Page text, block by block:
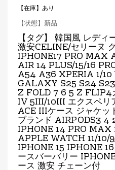
【在庫】あり
【状態】新品
【タグ】 韓国風 レデ
激安CELINE/セリーヌ
IPHONE17 PRO MAX
AIR14 PLUS/15/16
A54 A36 XPERIA 1/10
GALAXY S25 S24
Z FOLD 7 6 5 Z FLIP4
IV 5III/10III エクスペ
ACE IIIケース ジャケ
ブランド AIRPODS3
IPHONE 14 PRO MAX
APPLE WATCH 11/10/
IPHONE 15 IPHONE
ースバーバリー
ース 激安 チェーン付